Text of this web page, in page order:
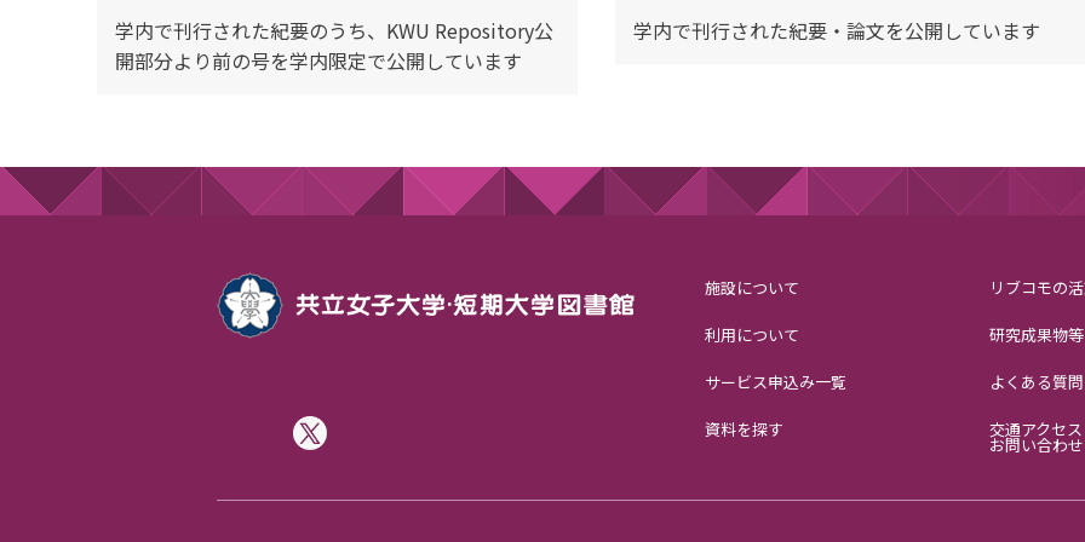
学内で刊行された紀要のうち、KWU Repository公
開部分より前の号を学内限定で公開しています
学内で刊行された紀要・論文を公開しています
施設について
利用について
サービス申込み一覧
資料を探す
リブコモの
研究成果物等
よくある質問
交通アクセ
お問い合わせ